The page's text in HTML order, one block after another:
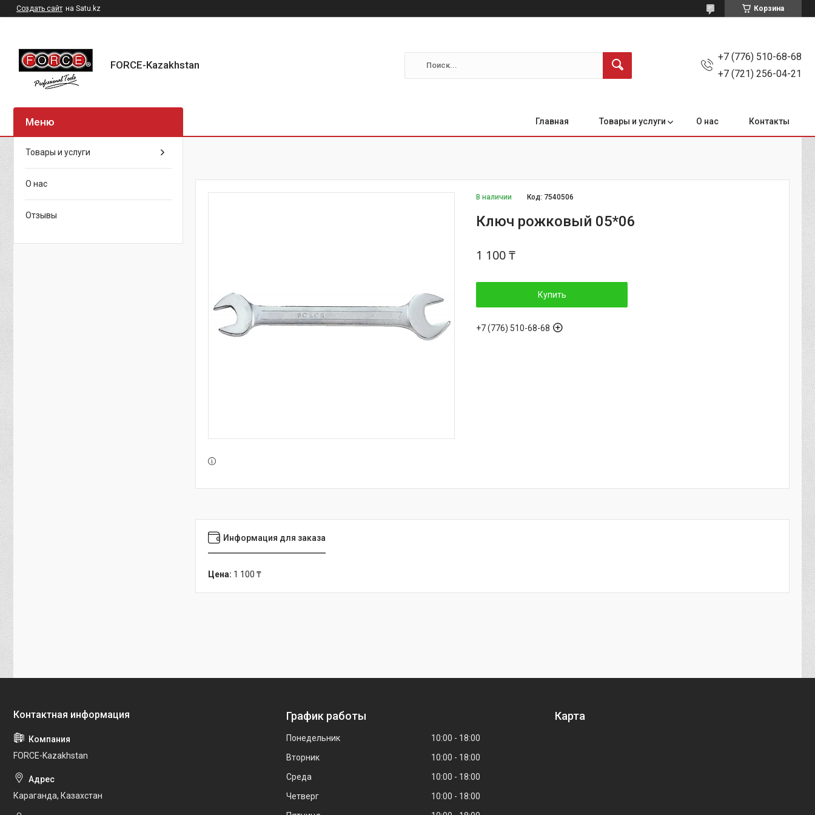
Создать сайт на Satu.kz Корзина
FORCE-Kazakhstan
+7 (776) 510-68-68
+7 (721) 256-04-21
Главная Товары и услуги О нас Контакты
В наличии Код: 7540506
Ключ рожковый 05*06
1 100 ₸
Купить
+7 (776) 510-68-68
Информация для заказа
Цена: 1 100 ₸
Товары и услуги
О нас
Отзывы
FORCE-Kazakhstan
Караганда, Казахстан
График работы
Понедельник 10:00
18:00
Вторник
10:00
18:00
Среда
10:00
18:00
Четверг
10:00
18:00
Карта